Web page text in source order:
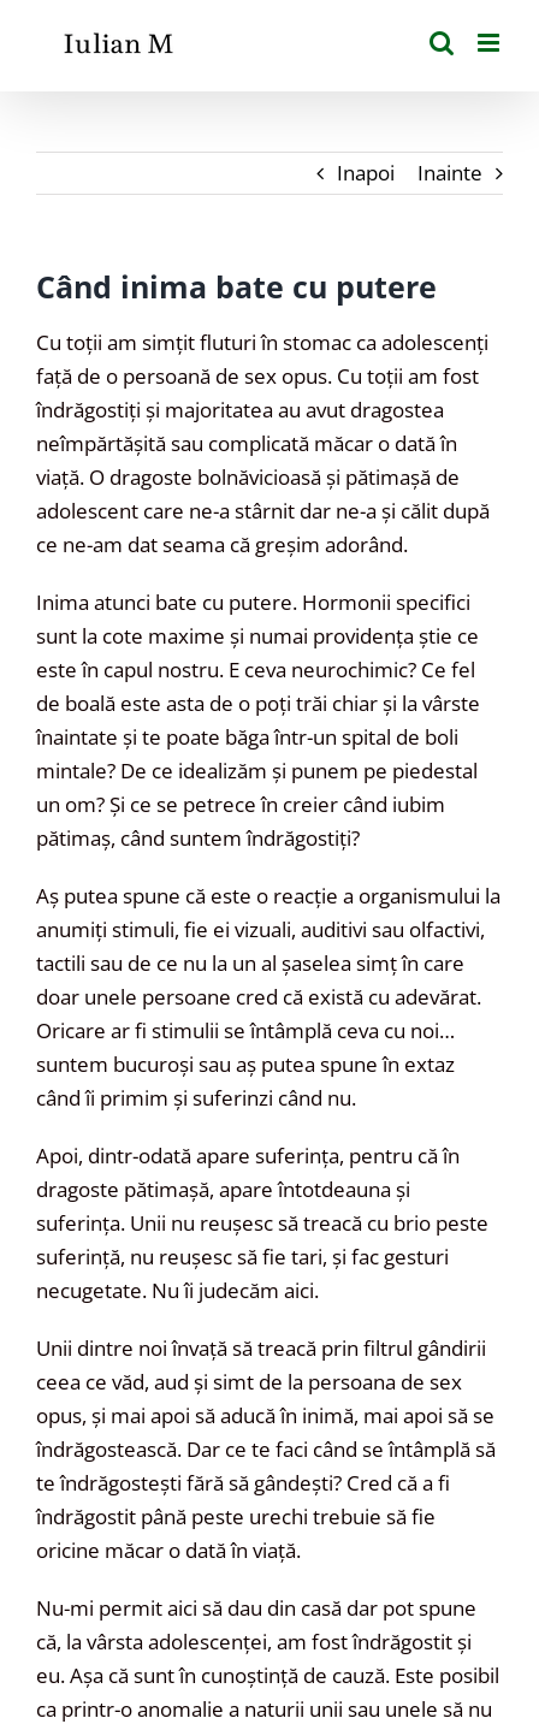
Inapoi Inainte
Când inima bate cu putere
Cu toții am simțit fluturi în stomac ca adolescenți
față de o persoană de sex opus. Cu toții am fost
îndrăgostiți și majoritatea au avut dragostea
neîmpărtășită sau complicată măcar o dată în
viață. O dragoste bolnăvicioasă și pătimașă de
adolescent care ne-a stârnit dar ne-a și călit după
ce ne-am dat seama că greșim adorând.
Inima atunci bate cu putere. Hormonii specifici
sunt la cote maxime și numai providența știe ce
este în capul nostru. E ceva neurochimic? Ce fel
de boală este asta de o poți trăi chiar și la vârste
înaintate și te poate băga într-un spital de boli
mintale? De ce idealizăm și punem pe piedestal
un om? Și ce se petrece în creier când iubim
pătimaș, când suntem îndrăgostiți?
Aș putea spune că este o reacție a organismului la
anumiți stimuli, fie ei vizuali, auditivi sau olfactivi,
tactili sau de ce nu la un al șaselea simț în care
doar unele persoane cred că există cu adevărat.
Oricare ar fi stimulii se întâmplă ceva cu noi…
suntem bucuroși sau aș putea spune în extaz
când îi primim și suferinzi când nu.
Apoi, dintr-odată apare suferința, pentru că în
dragoste pătimașă, apare întotdeauna și
suferința. Unii nu reușesc să treacă cu brio peste
suferință, nu reușesc să fie tari, și fac gesturi
necugetate. Nu îi judecăm aici.
Unii dintre noi învață să treacă prin filtrul gândirii
ceea ce văd, aud și simt de la persoana de sex
opus, și mai apoi să aducă în inimă, mai apoi să se
îndrăgostească. Dar ce te faci când se întâmplă să
te îndrăgostești fără să gândești? Cred că a fi
îndrăgostit până peste urechi trebuie să fie
oricine măcar o dată în viață.
Nu-mi permit aici să dau din casă dar pot spune
că, la vârsta adolescenței, am fost îndrăgostit și
eu. Așa că sunt în cunoștință de cauză. Este posibil
ca printr-o anomalie a naturii unii sau unele să nu